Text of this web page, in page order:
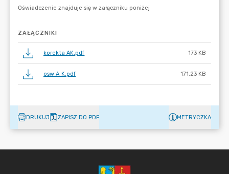
ZAŁĄCZNIKI
korekta AK.pdf 173 KB
osw A K.pdf 171.23 KB
DRUKUJ ZAPISZ DO PDF METRYCZKA